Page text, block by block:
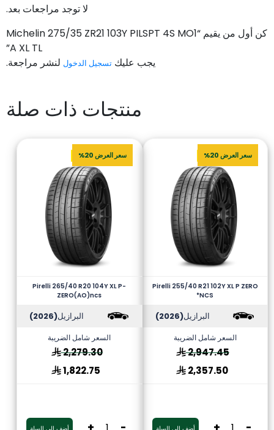
لا توجد مراجعات بعد.
كن أول من يقيم “Michelin 275/35 ZR21 103Y PILSPT 4S MO1
A XL TL”
يجب عليك تسجيل الدخول لنشر مراجعة.
منتجات ذات صلة
سعر العرض 20%
Pirelli 255/40 R21 102Y XL P ZERO
*NCS
البرازيل(2026)
السعر شامل الضريبة
2,947.45
2,357.50
سعر العرض 20%
Pirelli 265/40 R20 104Y XL P-
ZERO(AO)ncs
البرازيل(2026)
السعر شامل الضريبة
2,279.30
1,822.75